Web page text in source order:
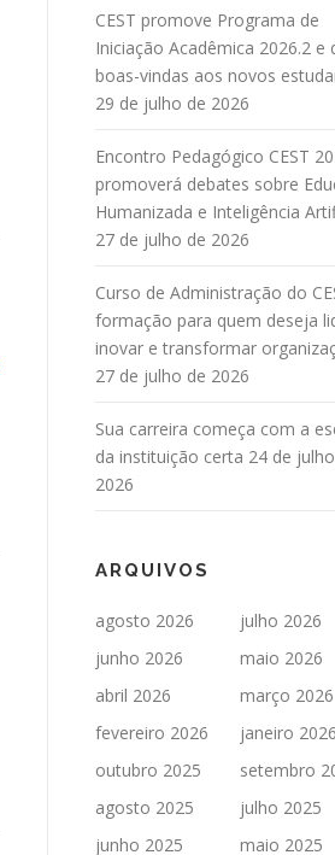
CEST promove Programa de
Iniciação Acadêmica 2026.2 e
boas-vindas aos novos
29 de julho de 2026
Encontro Pedagógico CEST
promoverá debates sobre
Humanizada e Inteligência
27 de julho de 2026
Curso de Administração do
formação para quem deseja
inovar e transformar
27 de julho de 2026
Sua carreira começa com a
da instituição certa 24 de
2026
ARQUIVOS
agosto 2026
julho 2026
junho 2026
maio 2026
abril 2026
março 2026
fevereiro 2026
janeiro 2026
outubro 2025
setembro
agosto 2025
julho 2025
junho 2025
maio 2025